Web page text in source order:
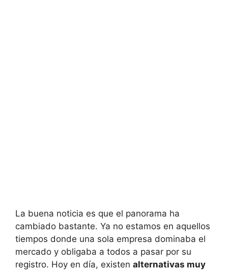
La buena noticia es que el panorama ha
cambiado bastante. Ya no estamos en aquellos
tiempos donde una sola empresa dominaba el
mercado y obligaba a todos a pasar por su
registro. Hoy en día, existen alternativas muy